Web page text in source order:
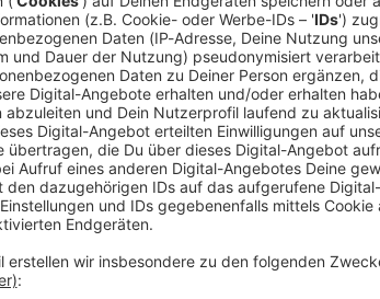
History – Zehn Minuten Geschichte" ist der neue History-
montags und donnerstags ab 6 Uhr. Wir freuen uns über Feedback an
www.welt.de/services/article7893735/
services/article157550705/
/ 19min
und das Zentrum der Macht: Der
der Kern der russischen Identität wurde,
den man nicht einfach kaufen kann: Die Birkin
von WELT. Immer montags und donnerstags ab 6 Uhr.